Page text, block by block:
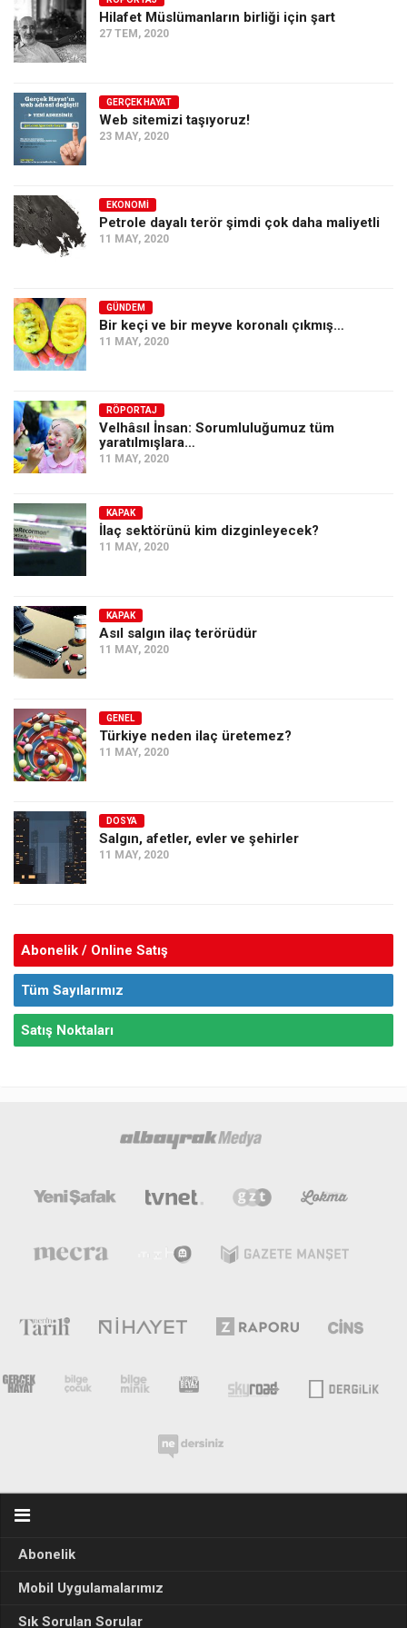
Ekonomi
Spor
Sağlık
Gıda-Beslenme
Türkiye
Siyaset
Dünya
Asya
Amerika
Avustralya
Tarih
Düşünce
Dosyalar
Hilafet Müslümanların birliği için şart
27 TEM, 2020
GERÇEK HAYAT
Web sitemizi taşıyoruz!
23 MAY, 2020
EKONOMI
Petrole dayalı terör şimdi çok daha maliyetli
11 MAY, 2020
GÜNDEM
Bir keçi ve bir meyve koronalı çıkmış…
11 MAY, 2020
RÖPORTAJ
Velhâsıl İnsan: Sorumluluğumuz tüm
yaratılmışlara…
11 MAY, 2020
KAPAK
İlaç sektörünü kim dizginleyecek?
11 MAY, 2020
KAPAK
Asıl salgın ilaç terörüdür
11 MAY, 2020
GENEL
Türkiye neden ilaç üretemez?
11 MAY, 2020
DOSYA
Salgın, afetler, evler ve şehirler
11 MAY, 2020
Abonelik / Online Satış
Tüm Sayılarımız
Satış Noktaları
Abonelik
Mobil Uygulamalarımız
Sık Sorulan Sorular